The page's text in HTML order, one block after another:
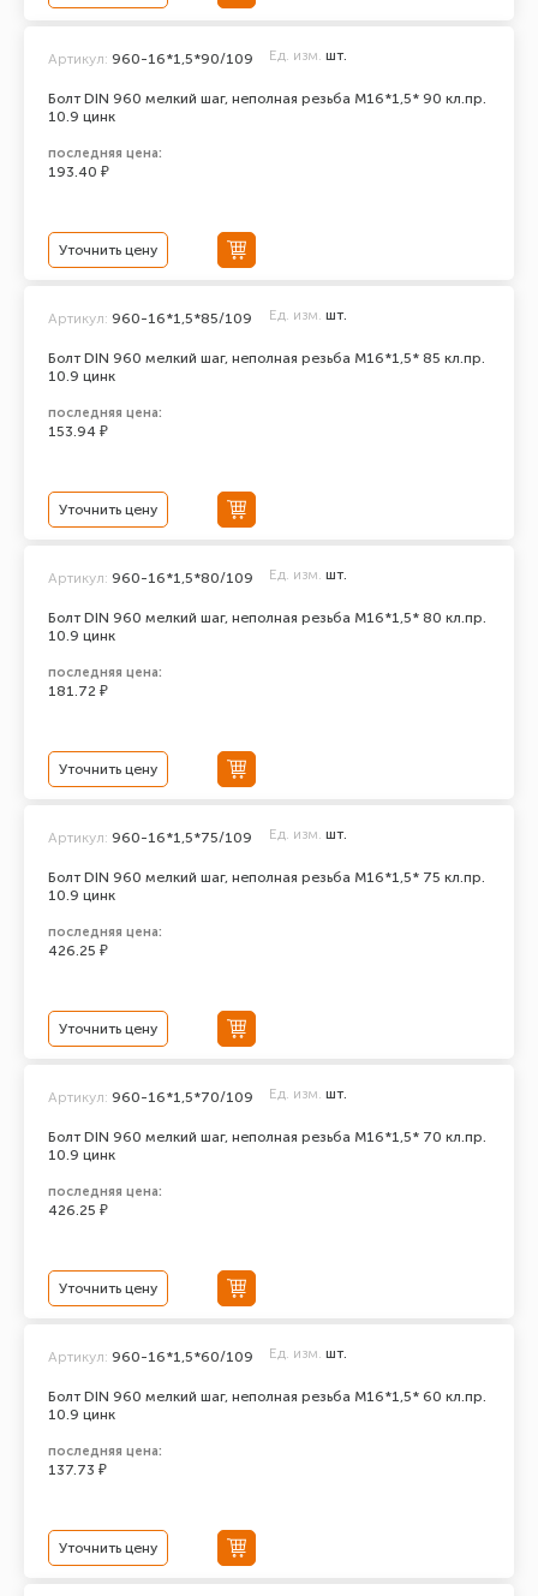
Болт DIN 960 мелкий шаг, неполная резьба M16*1,5* 90 кл.пр.
10.9 цинк
Артикул: 960-16*1,5*90/109 Ед. изм. шт.
последняя цена:
193.40 ₽
Уточнить цену
Болт DIN 960 мелкий шаг, неполная резьба M16*1,5* 85 кл.пр.
10.9 цинк
Артикул: 960-16*1,5*85/109 Ед. изм. шт.
последняя цена:
153.94 ₽
Уточнить цену
Болт DIN 960 мелкий шаг, неполная резьба M16*1,5* 80 кл.пр.
10.9 цинк
Артикул: 960-16*1,5*80/109 Ед. изм. шт.
последняя цена:
181.72 ₽
Уточнить цену
Болт DIN 960 мелкий шаг, неполная резьба M16*1,5* 75 кл.пр.
10.9 цинк
Артикул: 960-16*1,5*75/109 Ед. изм. шт.
последняя цена:
426.25 ₽
Уточнить цену
Болт DIN 960 мелкий шаг, неполная резьба M16*1,5* 70 кл.пр.
10.9 цинк
Артикул: 960-16*1,5*70/109 Ед. изм. шт.
последняя цена:
426.25 ₽
Уточнить цену
Болт DIN 960 мелкий шаг, неполная резьба M16*1,5* 60 кл.пр.
10.9 цинк
Артикул: 960-16*1,5*60/109 Ед. изм. шт.
последняя цена:
137.73 ₽
Уточнить цену